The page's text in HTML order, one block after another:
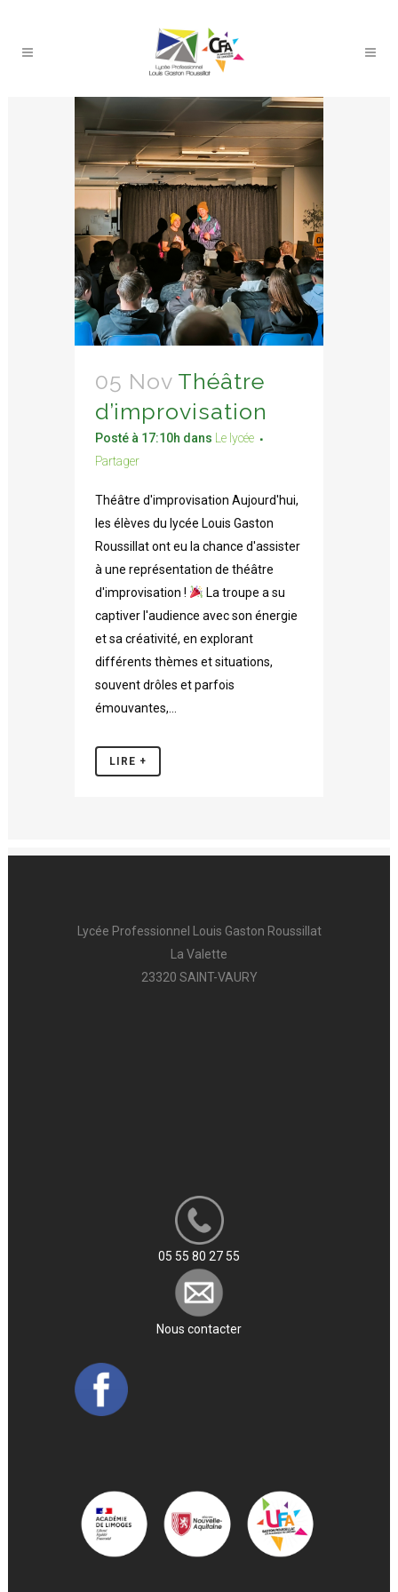
05 Nov Théâtre
d’improvisation
Posté à 17:10h dans
Le lycée
Partager
Théâtre d'improvisation Aujourd'hui,
les élèves du lycée Louis Gaston
Roussillat ont eu la chance d'assister
à une représentation de théâtre
d'improvisation !
La troupe a su
captiver l'audience avec son énergie
et sa créativité, en explorant
différents thèmes et situations,
souvent drôles et parfois
émouvantes,...
LIRE +
Lycée Professionnel Louis Gaston Roussillat
La Valette
23320 SAINT-VAURY
05 55 80 27 55
Nous contacter